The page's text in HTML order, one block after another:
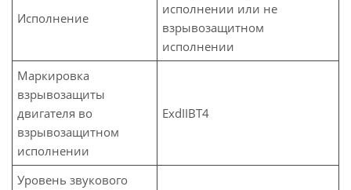
Исполнение
исполнении или не
взрывозащитном
исполнении
Маркировка
взрывозащиты
двигателя во
взрывозащитном
исполнении
ЕхdIIBT4
Уровень звукового